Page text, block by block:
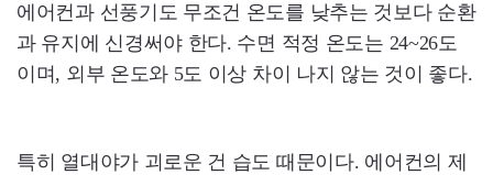
에어컨과 선풍기도 무조건 온도를 낮추는 것보다 순환
과 유지에 신경써야 한다. 수면 적정 온도는 24~26도
이며, 외부 온도와 5도 이상 차이 나지 않는 것이 좋다.
특히 열대야가 괴로운 건 습도 때문이다. 에어컨의 제